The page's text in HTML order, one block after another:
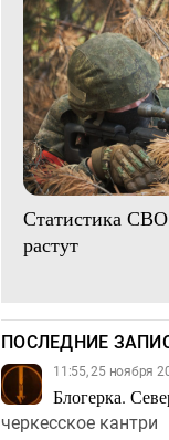
Статистика
растут
ПОСЛЕДНИЕ
11:55, 25 ноября
Блогерка.
черкесское кантри